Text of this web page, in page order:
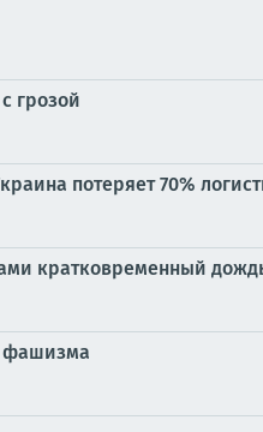
грозой
потеряет 70%
кратковременный
фашизма